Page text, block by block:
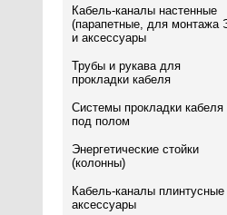
Кабель-каналы настенные
(парапетные, для монтажа
и аксессуары
Трубы и рукава для
прокладки кабеля
Системы прокладки кабеля
под полом
Энергетические стойки
(колонны)
Кабель-каналы плинтусные
аксессуары